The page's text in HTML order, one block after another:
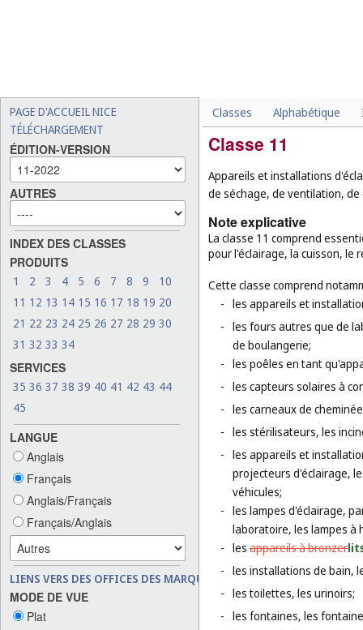
PAGE D'ACCUEIL NICE
TÉLÉCHARGEMENT
ÉDITION-VERSION
AUTRES
INDEX DES CLASSES
PRODUITS
1 2 3 4 5 6 7 8 9
10
11 12 13 14 15 16 17 18 19 20
21 22 23 24 25 26 27 28 29 30
31 32 33 34
SERVICES
35 36 37 38 39 40 41 42 43 44
45
LANGUE
Anglais
Français
Anglais/Français
Français/Anglais
LIENS VERS DES OFFICES DES MARQUES
MODE DE VUE
Plat
Classes Alphabétique
Classe 11
Appareils et installations
de séchage, de ventilation,
Note explicative
La classe 11 comprend
pour l'éclairage, la cuisson, le
Cette classe comprend
- les appareils et
- les fours autres que de
de boulangerie;
- les poêles en tant
- les capteurs solaires à
- les carneaux de
- les stérilisateurs, les
- les appareils et
projecteurs d'éclairage,
véhicules;
- les lampes d'éclairage,
laboratoire, les lampes à
- les appareils à bronzer
- les installations de bain,
- les toilettes, les urinoirs;
- les fontaines, les